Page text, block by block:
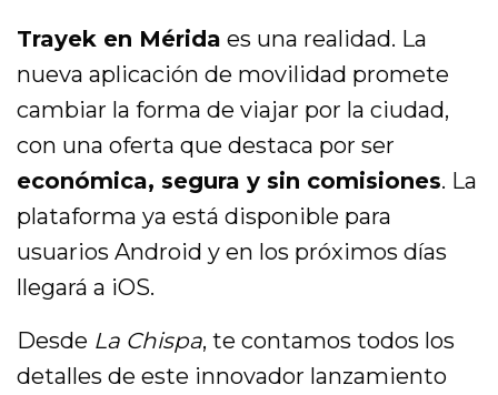
Trayek en Mérida es una realidad. La
nueva aplicación de movilidad promete
cambiar la forma de viajar por la ciudad,
con una oferta que destaca por ser
económica, segura y sin comisiones. La
plataforma ya está disponible para
usuarios Android y en los próximos días
llegará a iOS.
Desde La Chispa, te contamos todos los
detalles de este innovador lanzamiento